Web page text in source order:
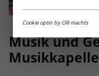
Musik und
Cookie optin by Olli machts